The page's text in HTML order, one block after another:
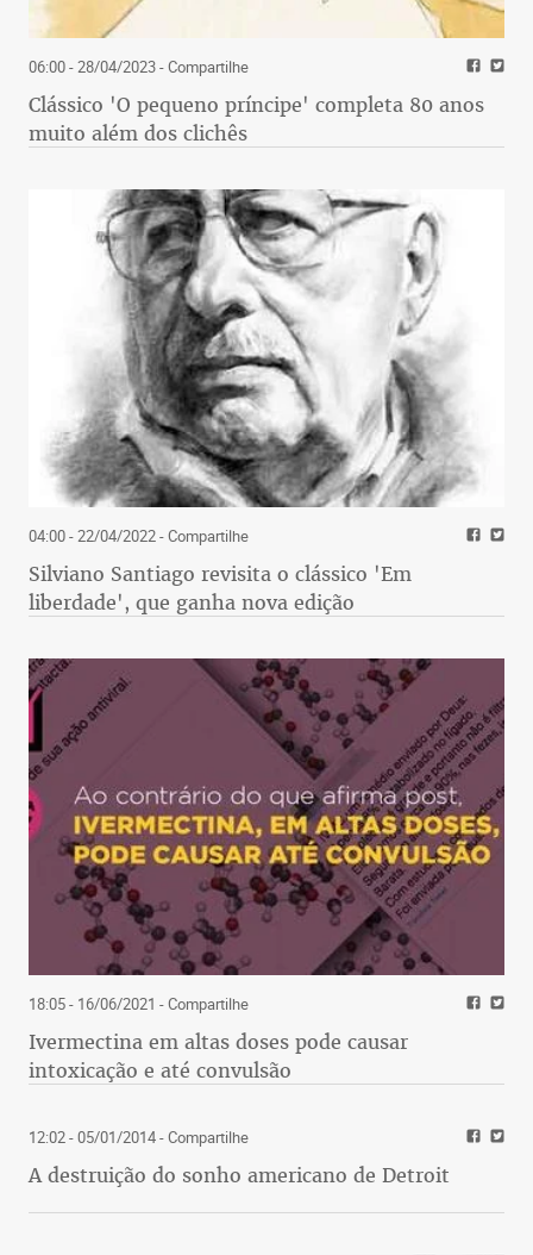
06:00 - 28/04/2023- Compartilhe
Clássico 'O pequeno príncipe' completa 80 anos
muito além dos clichês
04:00 - 22/04/2022- Compartilhe
Silviano Santiago revisita o clássico 'Em
liberdade', que ganha nova edição
18:05 - 16/06/2021 - Compartilhe
Ivermectina em altas doses pode causar
intoxicação e até convulsão
12:02 - 05/01/2014- Compartilhe
A destruição do sonho americano de Detroit